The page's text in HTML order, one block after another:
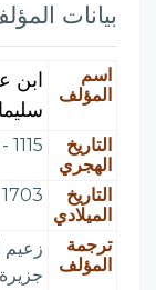
بيانات
اسم
المؤلف
ابن
التاريخ
الهجري
1115 - 1206
التاريخ
الميلادي
1703 - 1792
ترجمة
المؤلف
زعيم